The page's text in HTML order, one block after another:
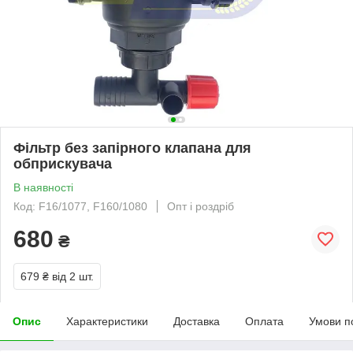
Фільтр без запірного клапана для
обприскувача
В наявності
Код: F16/1077, F160/1080
Опт і роздріб
680 ₴
679 ₴ від 2 шт.
Опис Характеристики Доставка Оплата Умови